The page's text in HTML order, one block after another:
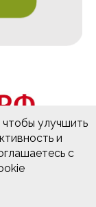
улучшить
и
с